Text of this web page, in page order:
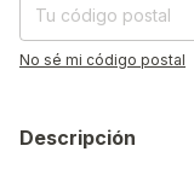
No sé mi código postal
Descripción